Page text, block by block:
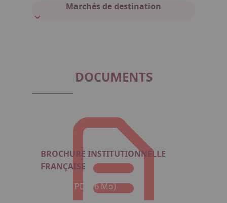
Marchés de destination
DOCUMENTS
BROCHURE INSTITUTIONNELLE
FRANÇAISE
Format : PDF (6 Mo)